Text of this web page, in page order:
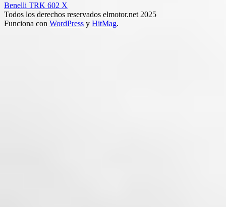
Benelli TRK 602 X
Todos los derechos reservados elmotor.net 2025
Funciona con WordPress y HitMag.